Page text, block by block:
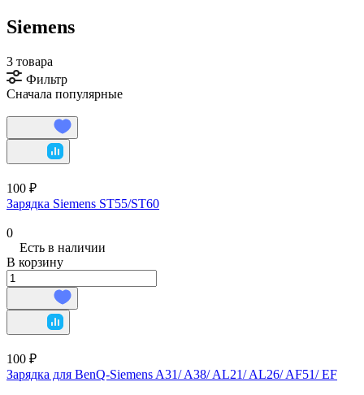
Siemens
3 товара
Фильтр
Сначала популярные
100 ₽
Зарядка Siemens ST55/ST60
0
Есть в наличии
В корзину
100 ₽
Зарядка для BenQ-Siemens A31/ A38/ AL21/ AL26/ AF51/ EF